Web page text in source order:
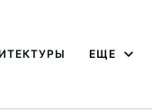
ЕЩЕ